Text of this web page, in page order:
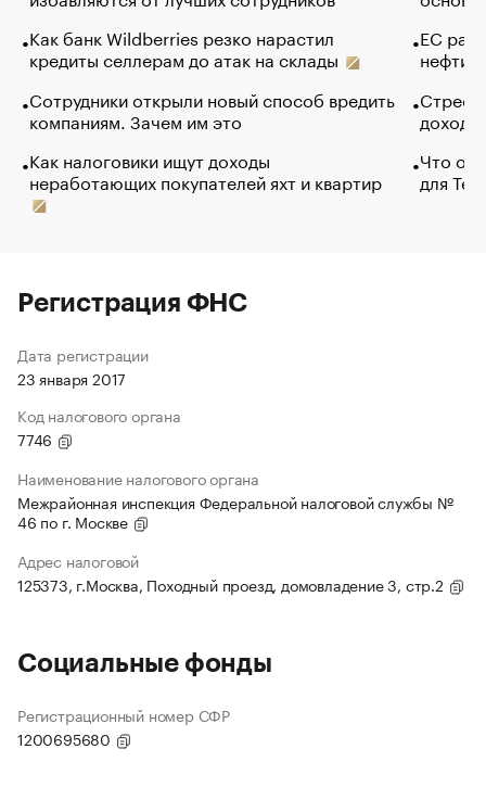
Как банк Wildberries резко нарастил
кредиты селлерам до атак на склады
Сотрудники открыли новый способ вредить
компаниям. Зачем им это
Как налоговики ищут доходы
неработающих покупателей яхт и квартир
ЕС
нефти
Что
для
Регистрация ФНС
Дата регистрации
23 января 2017
Код налогового органа
7746
Наименование налогового органа
Межрайонная инспекция Федеральной налоговой службы №
46 по г. Москве
Адрес налоговой
125373, г.Москва, Походный проезд, домовладение 3, стр.2
Социальные фонды
Регистрационный номер СФР
1200695680